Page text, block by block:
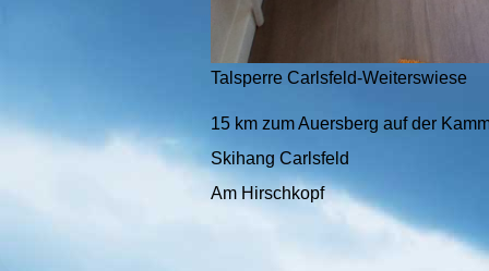
Talsperre Carlsfeld-Weiterswiese
15 km zum Auersberg auf der
Skihang Carlsfeld
Am Hirschkopf